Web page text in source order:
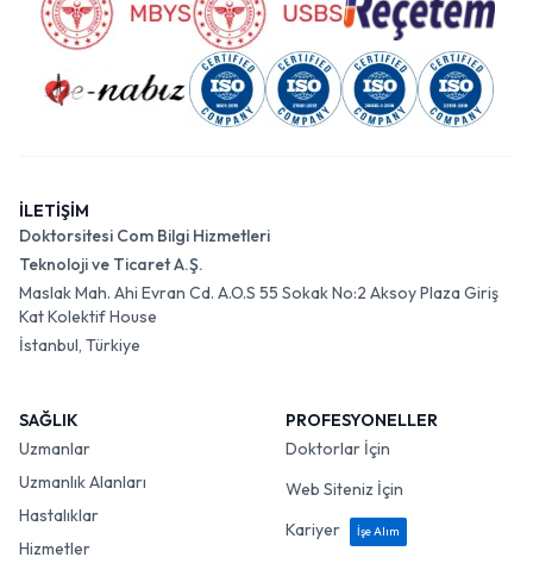
İLETİŞİM
Doktorsitesi Com Bilgi Hizmetleri
Teknoloji ve Ticaret A.Ş.
Maslak Mah. Ahi Evran Cd. A.O.S 55 Sokak No:2 Aksoy Plaza Giriş
Kat Kolektif House
İstanbul, Türkiye
SAĞLIK
Uzmanlar
Uzmanlık Alanları
Hastalıklar
Hizmetler
PROFESYONELLER
Doktorlar İçin
Web Siteniz İçin
Kariyer
İşe Alım